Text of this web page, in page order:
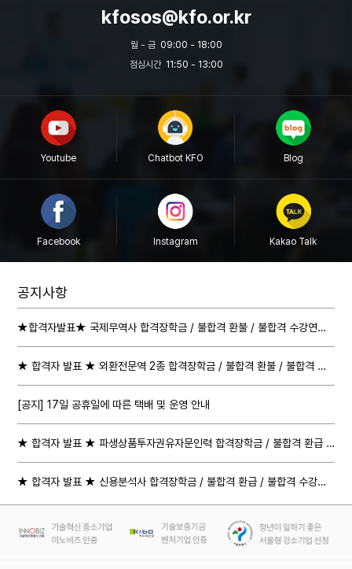
물류관리사
kfosos@kfo.or.kr
월 - 금 09:00 - 18:00
점심시간 11:50 - 13:00
Youtube Chatbot KFO Blog
Facebook Instagram Kakao Talk
공지사항
★합격자발표★ 국제무역사 합격장학금 / 불합격 환불 / 불합격 수강연장 절차 안내
★ 합격자 발표 ★ 외환전문역 2종 합격장학금 / 불합격 환불 / 불합격 수강연장 절차 안내
[공지] 17일 공휴일에 따른 택배 및 운영 안내
★ 합격자 발표 ★ 파생상품투자권유자문인력 합격장학금 / 불합격 환급 / 불합격 수강연장 절차 안내
★ 합격자 발표 ★ 신용분석사 합격장학금 / 불합격 환급 / 불합격 수강연장 절차 안내